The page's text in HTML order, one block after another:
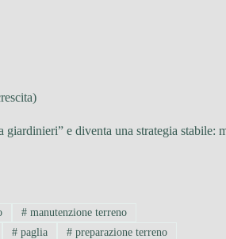
giardinieri” e diventa una strategia
# manutenzione terreno
# paglia #preparazione terreno